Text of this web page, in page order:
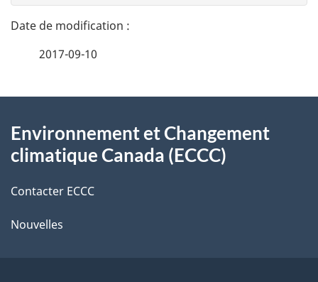
a
l
s
d
e
l
n
o
t
r
r
t
2017-09-10
propos
de
ce
site
Environnement et Changement
climatique Canada (ECCC)
Contacter ECCC
Nouvelles